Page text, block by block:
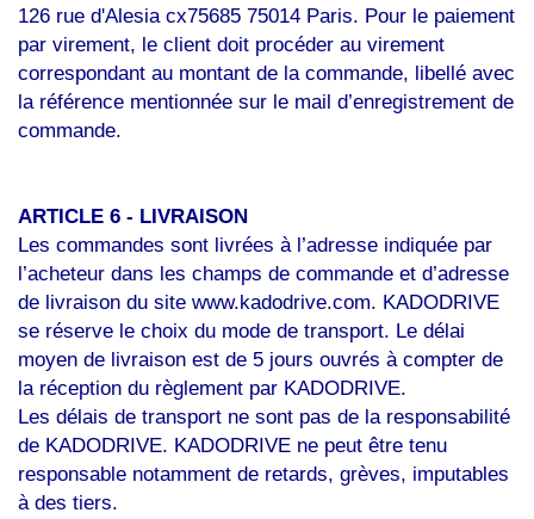
126 rue d'Alesiacx75685 75014 Paris. Pour le paiement
par virement, le client doit procéder au virement
correspondant au montant de la commande, libellé avec
la référence mentionnée sur le mail d’enregistrement de
commande.
ARTICLE 6 - LIVRAISON
Les commandes sont livrées à l’adresse indiquée par
l’acheteur dans les champs de commande et d’adresse
de livraison du site www.kadodrive.com. KADODRIVE
se réserve le choix du mode de transport. Le délai
moyen de livraison est de 5 jours ouvrés à compter de
la réception du règlement par KADODRIVE.
Les délais de transport ne sont pas de la responsabilité
de KADODRIVE. KADODRIVE ne peut être tenu
responsable notamment de retards, grèves, imputables
à des tiers.